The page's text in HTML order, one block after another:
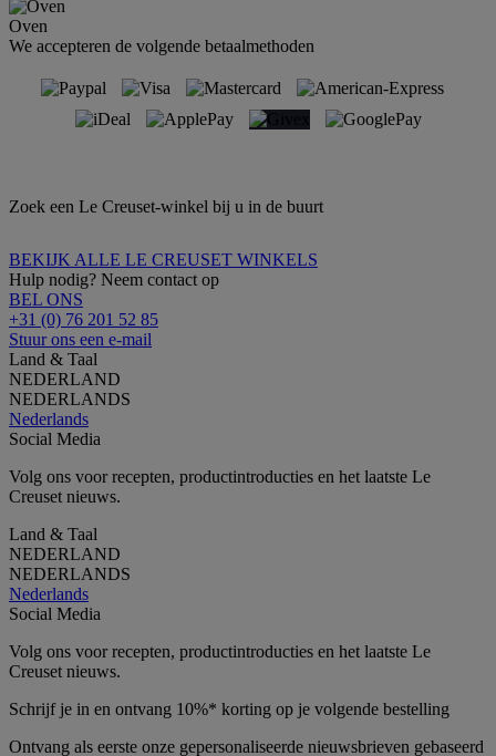
Oven
We accepteren de volgende betaalmethoden
Zoek een Le Creuset-winkel bij u in de buurt
BEKIJK ALLE LE CREUSET WINKELS
Hulp nodig? Neem contact op
BEL ONS
+31 (0) 76 201 52 85
Stuur ons een e-mail
Land & Taal
NEDERLAND
NEDERLANDS
Nederlands
Social Media
Volg ons voor recepten, productintroducties en het laatste Le
Creuset nieuws.
Land & Taal
NEDERLAND
NEDERLANDS
Nederlands
Social Media
Volg ons voor recepten, productintroducties en het laatste Le
Creuset nieuws.
Schrijf je in en ontvang 10%* korting op je volgende bestelling
Ontvang als eerste onze gepersonaliseerde nieuwsbrieven gebaseerd